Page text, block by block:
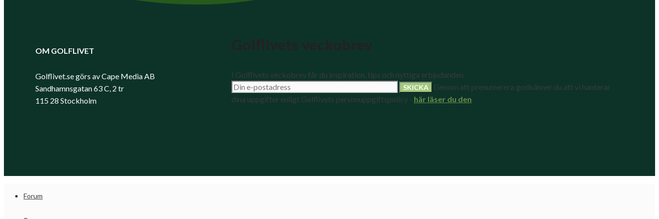
OM GOLFLIVET
Golflivet.se görs av Cape Media AB
Sandhamnsgatan 63 C, 2 tr
115 28 Stockholm
I Golflivets veckobrev får du inspiration, tips och nyttiga erbjudanden.
Genom att prenumerera godkänner du att vi hanterar
dina uppgifter enligt Golflivets personuppgiftspolicy - här läser du den
Forum